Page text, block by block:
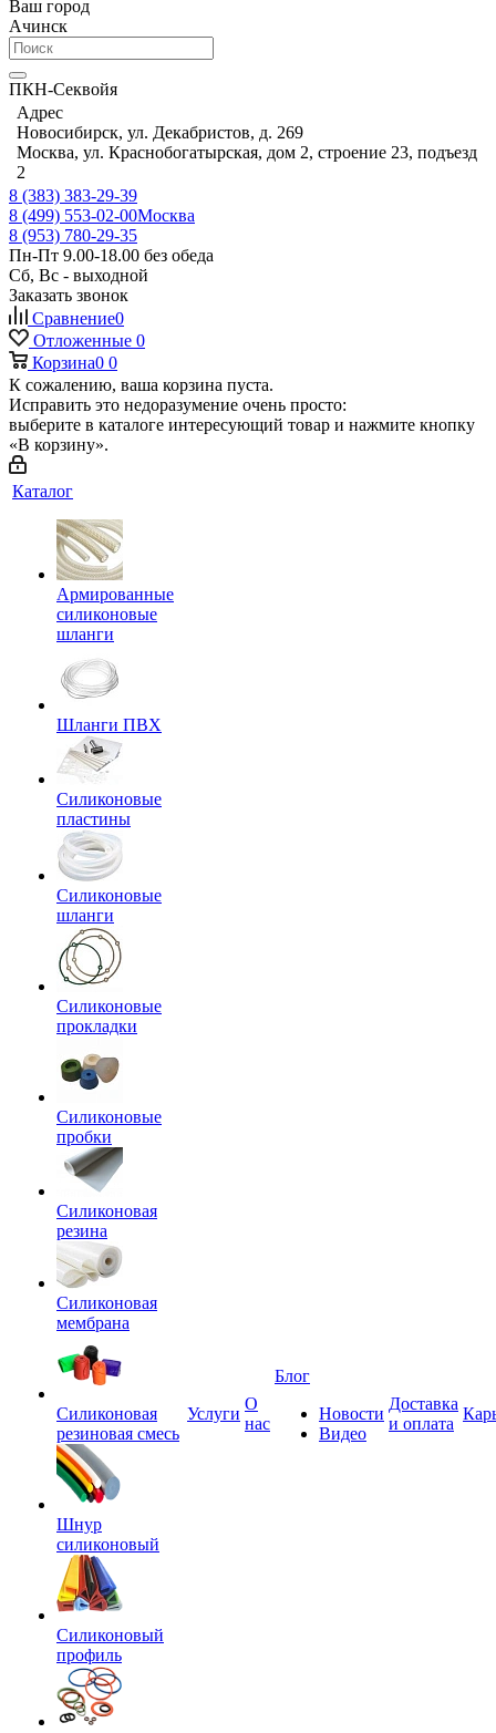
Ваш город
Ачинск
ПКН-Секвойя
Адрес
Новосибирск, ул. Декабристов, д. 269
Москва, ул. Краснобогатырская, дом 2, строение 23, подъезд
2
8 (383) 383-29-39
8 (499) 553-02-00Москва
8 (953) 780-29-35
Пн-Пт 9.00-18.00 без обеда
Сб, Вс - выходной
Заказать звонок
Сравнение0
Отложенные 0
Корзина0 0
К сожалению, ваша корзина пуста.
Исправить это недоразумение очень просто:
выберите в каталоге интересующий товар и нажмите кнопку
«В корзину».
Каталог
Армированные
силиконовые
шланги
Шланги ПВХ
Силиконовые
пластины
Силиконовые
шланги
Силиконовые
прокладки
Силиконовые
пробки
Силиконовая
резина
Силиконовая
мембрана
Силиконовая
резиновая смесь
Шнур
силиконовый
Силиконовый
профиль
Услуги
О
нас
Блог
Новости
Видео
Доставка
и оплата